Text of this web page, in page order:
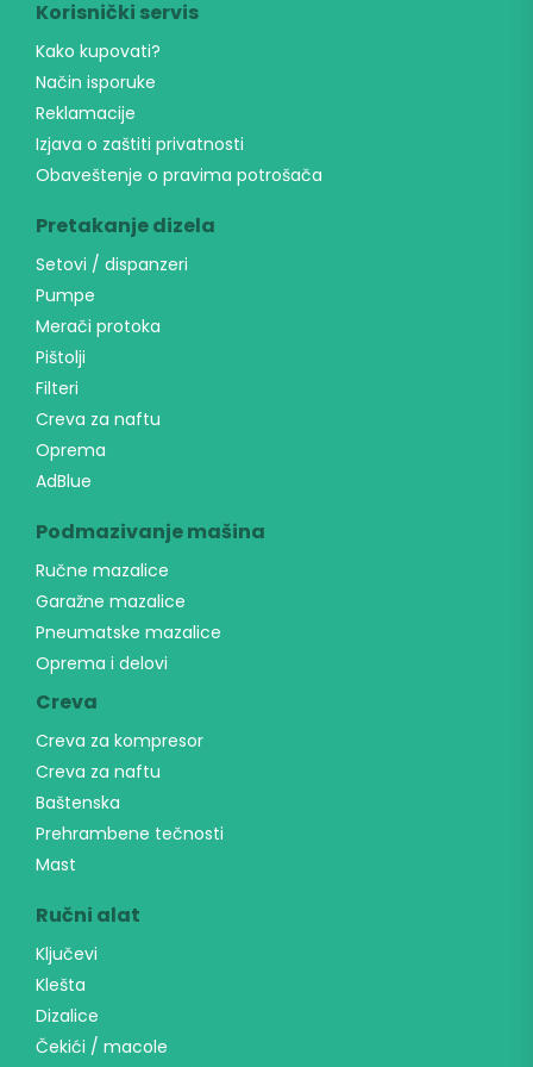
Korisnički servis
Kako kupovati?
Način isporuke
Reklamacije
Izjava o zaštiti privatnosti
Obaveštenje o pravima potrošača
Pretakanje dizela
Setovi / dispanzeri
Pumpe
Merači protoka
Pištolji
Filteri
Creva za naftu
Oprema
AdBlue
Podmazivanje mašina
Ručne mazalice
Garažne mazalice
Pneumatske mazalice
Oprema i delovi
Creva
Creva za kompresor
Creva za naftu
Baštenska
Prehrambene tečnosti
Mast
Ručni alat
Ključevi
Klešta
Dizalice
Čekići / macole